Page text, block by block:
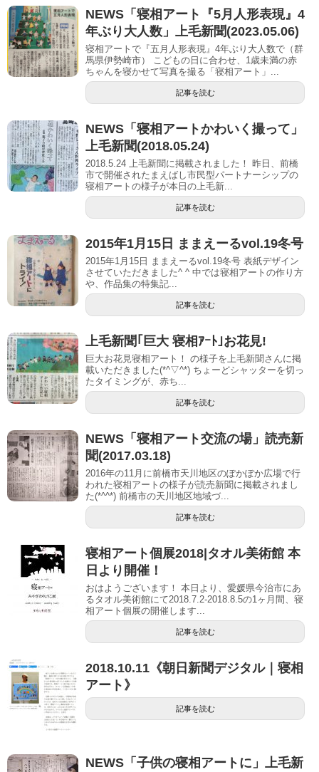
NEWS「寝相アート『5月人形表現』4
年ぶり大人数」上毛新聞(2023.05.06)
寝相アートで『五月人形表現』4年ぶり大人数で（群
馬県伊勢崎市） こどもの日に合わせ、1歳未満の赤
ちゃんを寝かせて写真を撮る「寝相アート」...
記事を読む
NEWS「寝相アートかわいく撮って」
上毛新聞(2018.05.24)
2018.5.24 上毛新聞に掲載されました！ 昨日、前橋
市で開催されたまえばし市民型パートナーシップの
寝相アートの様子が本日の上毛新...
記事を読む
2015年1月15日 ままえーるvol.19冬号
2015年1月15日 ままえーるvol.19冬号 表紙デザイン
させていただきました^ ^ 中では寝相アートの作り方
や、作品集の特集記...
記事を読む
上毛新聞｢巨大 寝相ｱｰﾄ｣お花見!
巨大お花見寝相アート！ の様子を上毛新聞さんに掲
載いただきました(*^▽^*) ちょーどシャッターを切っ
たタイミングが、赤ち...
記事を読む
NEWS「寝相アート交流の場」読売新
聞(2017.03.18)
2016年の11月に前橋市天川地区のぽかぽか広場で行
われた寝相アートの様子が読売新聞に掲載されまし
た(*^^*) 前橋市の天川地区地域づ...
記事を読む
寝相アート個展2018|タオル美術館 本
日より開催！
おはようございます！ 本日より、愛媛県今治市にあ
るタオル美術館にて2018.7.2-2018.8.5の1ヶ月間、寝
相アート個展の開催します...
記事を読む
2018.10.11《朝日新聞デジタル｜寝相
アート》
記事を読む
NEWS「子供の寝相アートに」上毛新